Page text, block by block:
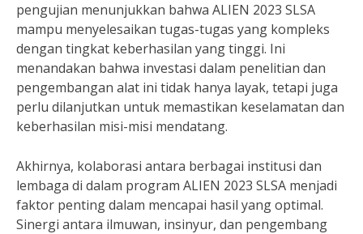
pengujian menunjukkan bahwa ALIEN 2023 SLSA
mampu menyelesaikan tugas-tugas yang kompleks
dengan tingkat keberhasilan yang tinggi. Ini
menandakan bahwa investasi dalam penelitian dan
pengembangan alat ini tidak hanya layak, tetapi juga
perlu dilanjutkan untuk memastikan keselamatan dan
keberhasilan misi-misi mendatang.
Akhirnya, kolaborasi antara berbagai institusi dan
lembaga di dalam program ALIEN 2023 SLSA menjadi
faktor penting dalam mencapai hasil yang optimal.
Sinergi antara ilmuwan, insinyur, dan pengembang